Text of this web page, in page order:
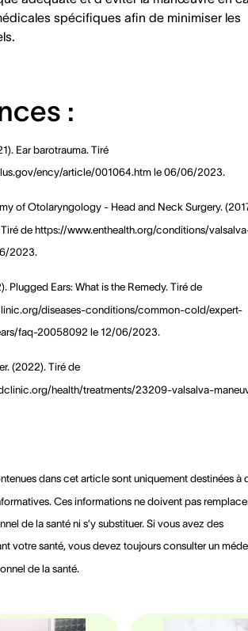
spécifiques afin de minimiser les
:
Ear barotrauma. Tiré
ency/article/001064.htm le 06/06/2023.
of Otolaryngology - Head and Neck Surgery.
Tiré de https://www.enthealth.org/conditions/
2023.
Plugged Ears: What is the Remedy. Tiré de
diseases-conditions/common-cold/expert-
faq-20058092 le 12/06/2023.
(2022). Tiré de
health/treatments/23209-valsalva-
dans cet article sont uniquement destinées à
Ces informations ne doivent pas
de la santé ni s’y substituer. Si vous avez des
votre santé, vous devez toujours consulter un
de la santé.